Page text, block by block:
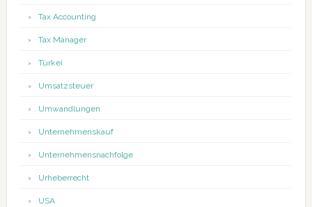
Tax Accounting
Tax Manager
Türkei
Umsatzsteuer
Umwandlungen
Unternehmenskauf
Unternehmensnachfolge
Urheberrecht
USA